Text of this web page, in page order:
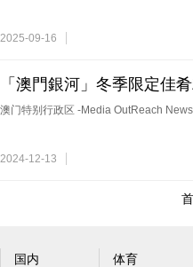
2025-09-16
「澳門銀河」冬季限定佳
澳门特别行政区 -Media OutReach
2024-12-13
国内
体育